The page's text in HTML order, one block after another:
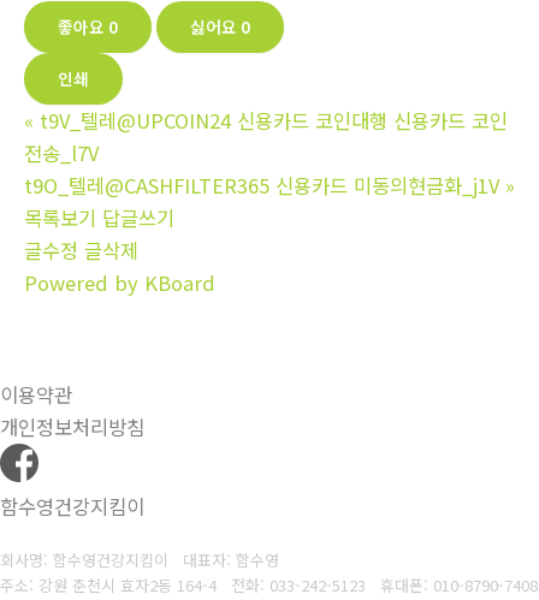
좋아요 0 싫어요 0
인쇄
« t9V_텔레@UPCOIN24 신용카드 코인대행 신용카드 코인
전송_l7V
t9O_텔레@CASHFILTER365 신용카드 미동의현금화_j1V »
목록보기 답글쓰기
글수정 글삭제
Powered by KBoard
이용약관
개인정보처리방침
함수영건강지킴이
회사명: 함수영건강지킴이 대표자: 함수영
주소: 강원 춘천시 효자2동 164-4 전화: 033-242-5123 휴대폰: 010-8790-7408